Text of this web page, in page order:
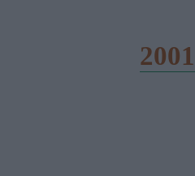
2001